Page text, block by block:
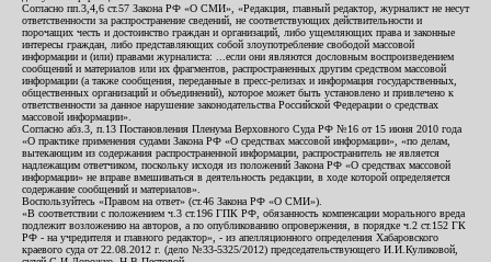
Согласно пп.3,4,6 ст.57 Закона РФ «О СМИ», «Редакция, главный редактор, журналист не несут
ответственности за распространение сведений, не соответствующих действительности и
порочащих честь и достоинство граждан и организаций, либо ущемляющих права и законные
интересы граждан, либо представляющих собой злоупотребление свободой массовой
информации и (или) правами журналиста: ...если они являются дословным воспроизведением
сообщений и материалов или их фрагментов, распространенных другим средством массовой
информации (а также сообщения, переданные в пресс-релизах и информация государственных,
общественных организаций и объединений), которое может быть установлено и привлечено к
ответственности за данное нарушение законодательства Российской Федерации о средствах
массовой информации».
Согласно абз.3, п.13 Постановления Пленума Верховного Суда РФ №16 от 15 июня 2010 года
«О практике применения судами Закона РФ «О средствах массовой информации», «по делам,
вытекающим из содержания распространенной информации, распространитель не является
надлежащим ответчиком, поскольку исходя из положений Закона РФ «О средствах массовой
информации» не вправе вмешиваться в деятельность редакции, в ходе которой определяется
содержание сообщений и материалов».
Воспользуйтесь «Правом на ответ» (ст.46 Закона РФ «О СМИ»).
«В соответствии с положением ч.3 ст.196 ГПК РФ, обязанность компенсации морального вреда
подлежит возложению на авторов, а по опубликованию опровержения, в порядке ч.2 ст.152 ГК
РФ - на учредителя и главного редактор», - из апелляционного определения Хабаровского
краевого суда от 22.08.2012 г. (дело №33-5325/2012) председательствующего И.И.Куликовой,